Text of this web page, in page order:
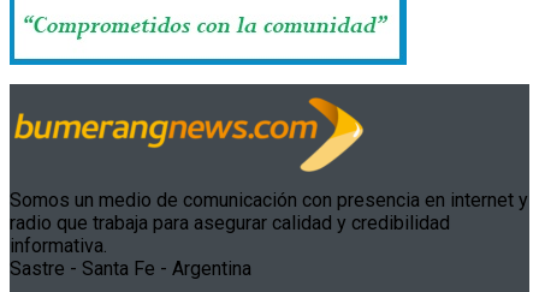
Somos un medio de comunicación con presencia en internet y
radio que trabaja para asegurar calidad y credibilidad
informativa.
Sastre - Santa Fe - Argentina